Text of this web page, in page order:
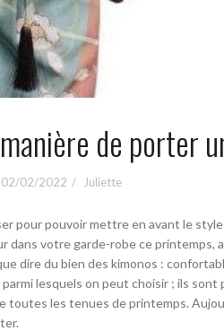
de porter
02/02/2022 Juliette
pour pouvoir mettre en avant le
dans votre garde-robe ce printemps,
dire du bien des kimonos :
lesquels on peut choisir ; ils sont
les tenues de printemps.